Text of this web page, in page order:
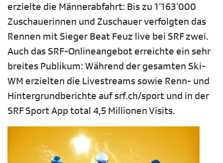
erzielte die Männerabfahrt: Bis zu 1‘163‘000
Zuschauerinnen und Zuschauer verfolgten das
Rennen mit Sieger Beat Feuz live bei SRF zwei.
Auch das SRF-Onlineangebot erreichte ein sehr
breites Publikum: Während der gesamten Ski-
WM erzielten die Livestreams sowie Renn- und
Hintergrundberichte auf srf.ch/sport und in der
SRF Sport App total 4,5 Millionen Visits.